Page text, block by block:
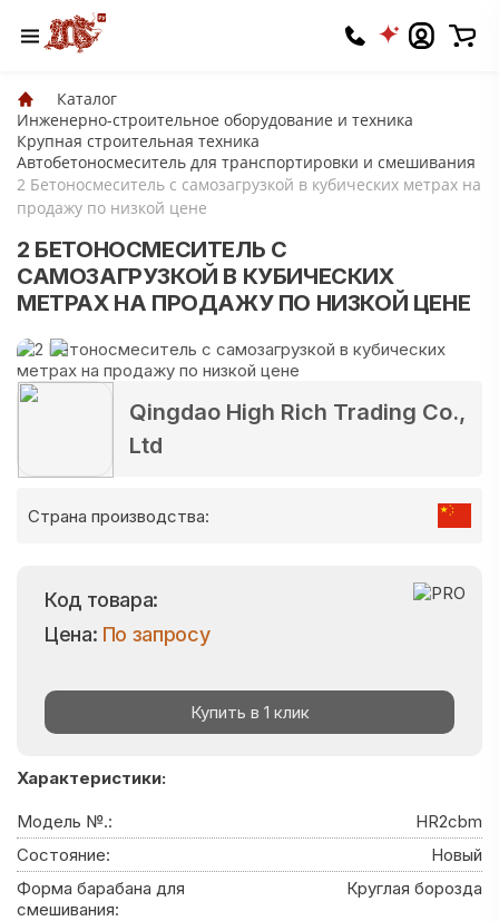
Каталог
Инженерно-строительное оборудование и техника
Крупная строительная техника
Автобетоносмеситель для транспортировки и смешивания
2 Бетоносмеситель с самозагрузкой в кубических метрах на
продажу по низкой цене
2 БЕТОНОСМЕСИТЕЛЬ С
САМОЗАГРУЗКОЙ В КУБИЧЕСКИХ
МЕТРАХ НА ПРОДАЖУ ПО НИЗКОЙ ЦЕНЕ
Qingdao High Rich Trading Co.,
Ltd
Страна производства:
Код товара:
Цена: По запросу
Купить в 1 клик
Характеристики:
Модель №.:
HR2cbm
Состояние:
Новый
Форма барабана для
смешивания:
Круглая борозда